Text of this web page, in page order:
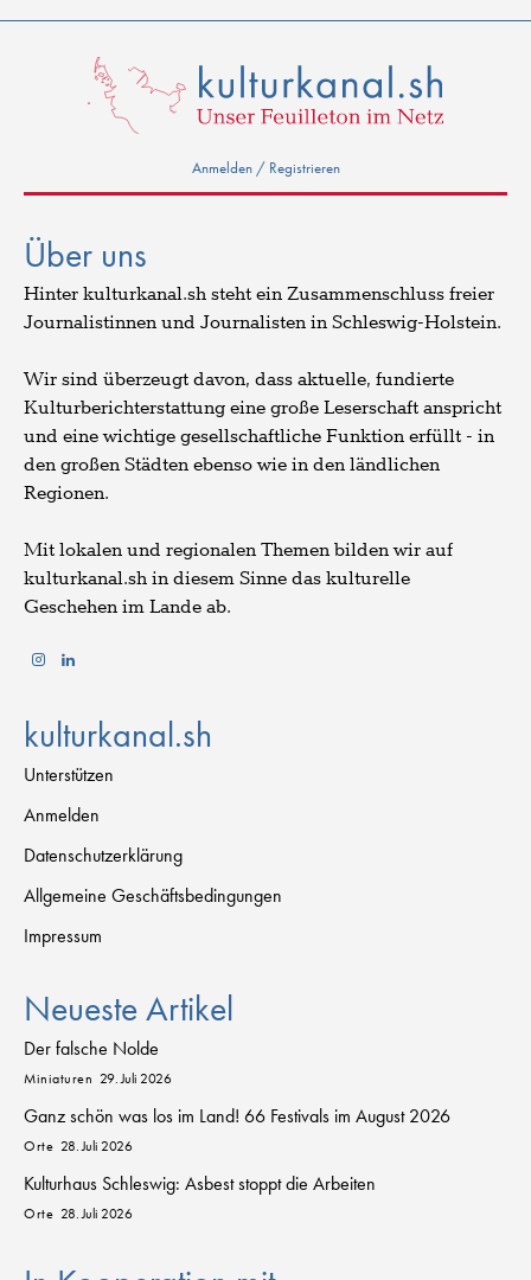
Anmelden / Registrieren
Über uns
Hinter kulturkanal.sh steht ein Zusammenschluss freier
Journalistinnen und Journalisten in Schleswig-Holstein.
Wir sind überzeugt davon, dass aktuelle, fundierte
Kulturberichterstattung eine große Leserschaft anspricht
und eine wichtige gesellschaftliche Funktion erfüllt - in
den großen Städten ebenso wie in den ländlichen
Regionen.
Mit lokalen und regionalen Themen bilden wir auf
kulturkanal.sh in diesem Sinne das kulturelle
Geschehen im Lande ab.
kulturkanal.sh
Unterstützen
Anmelden
Datenschutzerklärung
Allgemeine Geschäftsbedingungen
Impressum
Neueste Artikel
Der falsche Nolde
Miniaturen 29. Juli 2026
Ganz schön was los im Land! 66 Festivals im August 2026
Orte 28. Juli 2026
Kulturhaus Schleswig: Asbest stoppt die Arbeiten
Orte 28. Juli 2026